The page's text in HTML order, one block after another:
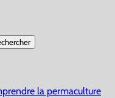
la permaculture